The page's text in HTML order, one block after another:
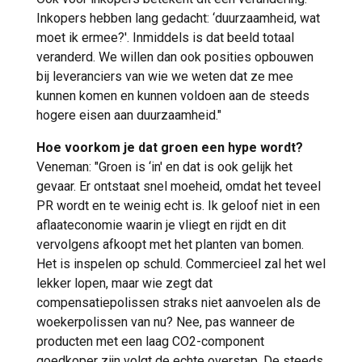
Inkopers hebben lang gedacht: ‘duurzaamheid, wat
moet ik ermee?'. Inmiddels is dat beeld totaal
veranderd. We willen dan ook posities opbouwen
bij leveranciers van wie we weten dat ze mee
kunnen komen en kunnen voldoen aan de steeds
hogere eisen aan duurzaamheid."
Hoe voorkom je dat groen een hype wordt?
Veneman: "Groen is ‘in' en dat is ook gelijk het
gevaar. Er ontstaat snel moeheid, omdat het teveel
PR wordt en te weinig echt is. Ik geloof niet in een
aflaateconomie waarin je vliegt en rijdt en dit
vervolgens afkoopt met het planten van bomen.
Het is inspelen op schuld. Commercieel zal het wel
lekker lopen, maar wie zegt dat
compensatiepolissen straks niet aanvoelen als de
woekerpolissen van nu? Nee, pas wanneer de
producten met een laag CO2-component